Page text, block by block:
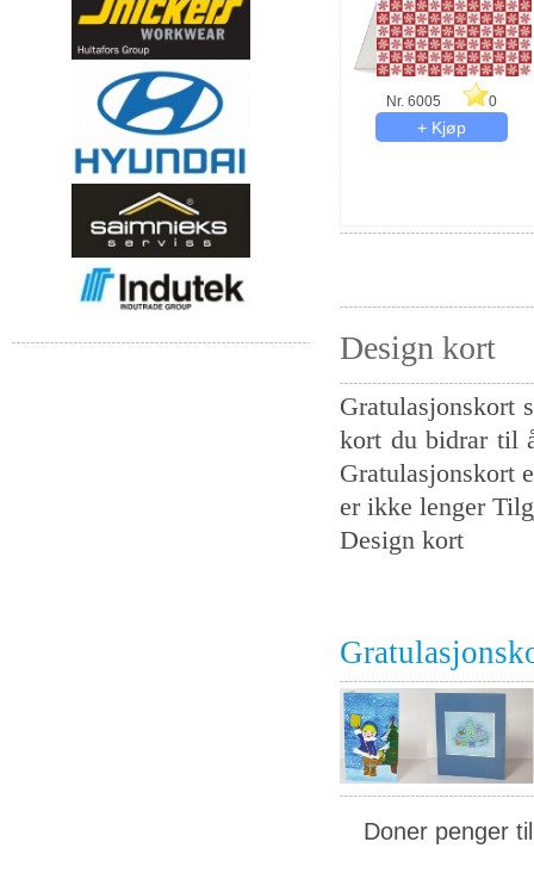
Nr. 6005 0
Design kort
Gratulasjonskort
kort du bidrar til
Gratulasjonskort
er ikke lenger
Design kort
Doner penger